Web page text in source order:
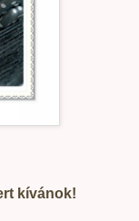
kívánok!